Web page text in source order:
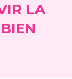
LA